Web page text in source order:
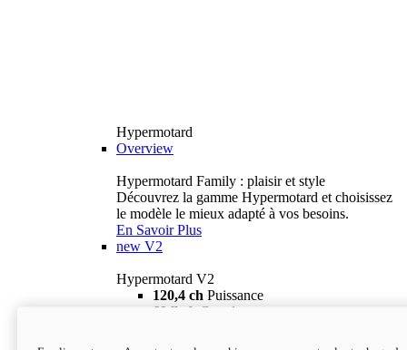
Hypermotard
Overview
Hypermotard Family : plaisir et style
Découvrez la gamme Hypermotard et choisissez
le modèle le mieux adapté à vos besoins.
En Savoir Plus
new V2
Hypermotard V2
120,4 ch Puissance
69 lb-ft
Couple
18 895 $